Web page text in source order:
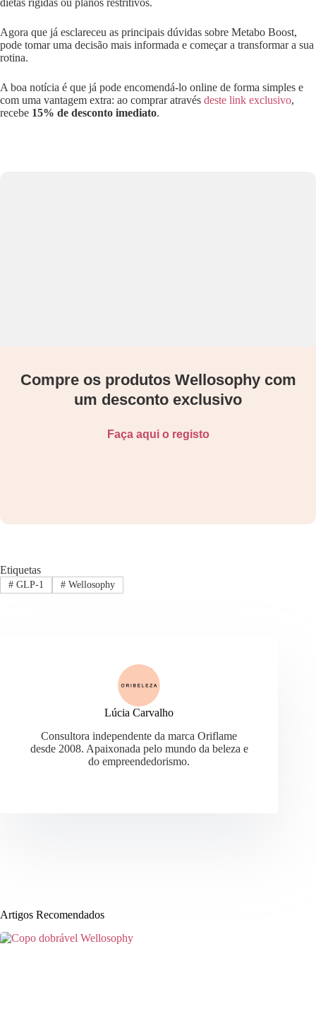
dietas rígidas ou planos restritivos.
Agora que já esclareceu as principais dúvidas sobre Metabo Boost,
pode tomar uma decisão mais informada e começar a transformar a sua
rotina.
A boa notícia é que já pode encomendá-lo online de forma simples e
com uma vantagem extra: ao comprar através deste link exclusivo,
recebe 15% de desconto imediato.
Compre os produtos Wellosophy com
um desconto exclusivo
Faça aqui o registo
Etiquetas
#GLP-1 #Wellosophy
Lúcia Carvalho
Consultora independente da marca Oriflame
desde 2008. Apaixonada pelo mundo da beleza e
do empreendedorismo.
Artigos Recomendados